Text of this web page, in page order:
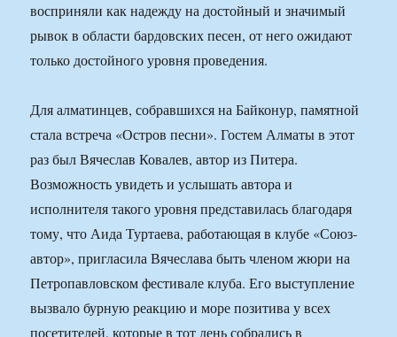
восприняли как надежду на достойный и значимый
рывок в области бардовских песен, от него ожидают
только достойного уровня проведения.
Для алматинцев, собравшихся на Байконур, памятной
стала встреча «Остров песни». Гостем Алматы в этот
раз был Вячеслав Ковалев, автор из Питера.
Возможность увидеть и услышать автора и
исполнителя такого уровня представилась благодаря
тому, что Аида Туртаева, работающая в клубе «Союз-
автор», пригласила Вячеслава быть членом жюри на
Петропавловском фестивале клуба. Его выступление
вызвало бурную реакцию и море позитива у всех
посетителей, которые в тот день собрались в